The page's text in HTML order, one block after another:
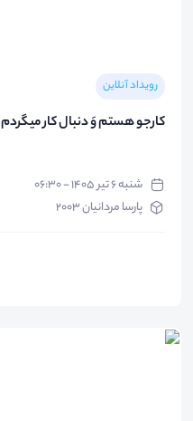
رویداد آنلاین
کارجو هستم وَ دنبال کار میگردم
شنبه ۶ تیر ۱۴۰۵ - ۰۶:۳۰
پارسا مردانیان 2003